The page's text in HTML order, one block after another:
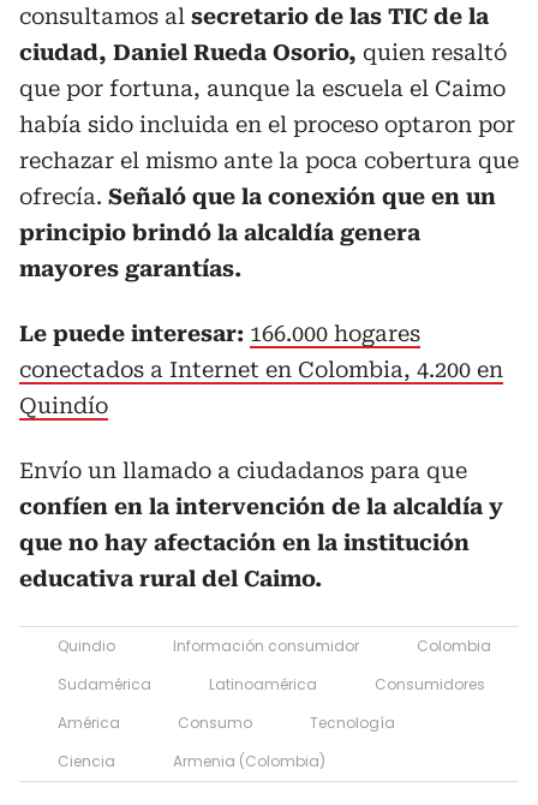
consultamos al secretario de las TIC de la
ciudad, Daniel Rueda Osorio, quien resaltó
que por fortuna, aunque la escuela el Caimo
había sido incluida en el proceso optaron por
rechazar el mismo ante la poca cobertura que
ofrecía. Señaló que la conexión que en un
principio brindó la alcaldía genera
mayores garantías.
Le puede interesar: 166.000 hogares
conectados a Internet en Colombia, 4.200 en
Quindío
Envío un llamado a ciudadanos para que
confíen en la intervención de la alcaldía y
que no hay afectación en la institución
educativa rural del Caimo.
Quindio Información consumidor
Colombia
Sudamérica
Latinoamérica
Consumidores
América
Consumo
Tecnología
Ciencia
Armenia (Colombia)